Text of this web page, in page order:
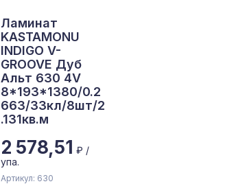
Ламинат
KASTAMONU
INDIGO V-
GROOVE Дуб
Альт 630 4V
8*193*1380/0.2
663/33кл/8шт/2
.131кв.м
2 578,51 ₽ /
упа.
Артикул: 630